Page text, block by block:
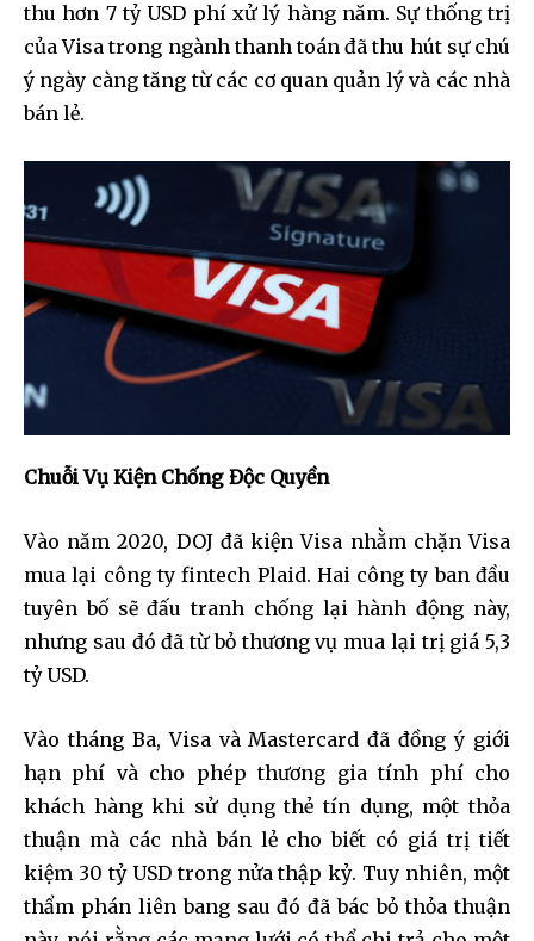
thu hơn 7 tỷ USD phí xử lý hàng năm. Sự thống trị
của Visa trong ngành thanh toán đã thu hút sự chú
ý ngày càng tăng từ các cơ quan quản lý và các nhà
bán lẻ.
Chuỗi Vụ Kiện Chống Độc Quyền
Vào năm 2020, DOJ đã kiện Visa nhằm chặn Visa
mua lại công ty fintech Plaid. Hai công ty ban đầu
tuyên bố sẽ đấu tranh chống lại hành động này,
nhưng sau đó đã từ bỏ thương vụ mua lại trị giá 5,3
tỷ USD.
Vào tháng Ba, Visa và Mastercard đã đồng ý giới
hạn phí và cho phép thương gia tính phí cho
khách hàng khi sử dụng thẻ tín dụng, một thỏa
thuận mà các nhà bán lẻ cho biết có giá trị tiết
kiệm 30 tỷ USD trong nửa thập kỷ. Tuy nhiên, một
thẩm phán liên bang sau đó đã bác bỏ thỏa thuận